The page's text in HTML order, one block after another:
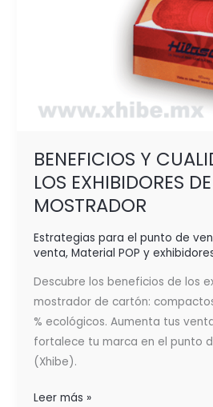
BENEFICIOS Y
LOS EXHIBIDORES DE
MOSTRADOR
Estrategias para el punto de
venta, Material POP y
Descubre los beneficios de los
mostrador de cartón:
% ecológicos. Aumenta tus
fortalece tu marca en el punto
(Xhibe).
Leer más »